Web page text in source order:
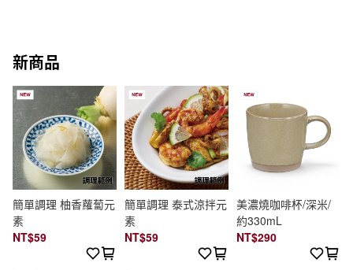
新商品
簡單調理 柚香蘿蔔元
素
NT$59
簡單調理 泰式涼拌元
素
NT$59
美濃燒咖啡杯/深米/
約330mL
NT$290